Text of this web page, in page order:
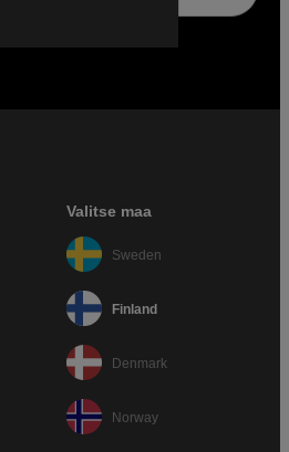
Valitse maa
Sweden
Finland
Denmark
Norway